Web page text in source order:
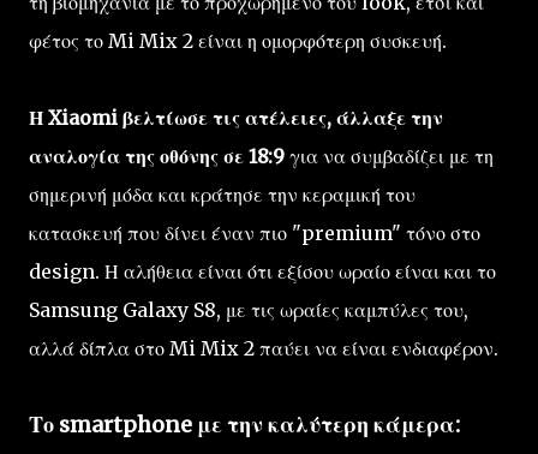
φέτος το Mi Mix 2 είναι η ομορφότερη συσκευή.
Η Xiaomi βελτίωσε τις ατέλειες, άλλαξε την
αναλογία της οθόνης σε 18:9 για να συμβαδίζει με τη
σημερινή μόδα και κράτησε την κεραμική του
κατασκευή που δίνει έναν πιο "premium" τόνο στο
design. Η αλήθεια είναι ότι εξίσου ωραίο είναι και το
Samsung Galaxy S8, με τις ωραίες καμπύλες του,
αλλά δίπλα στο Mi Mix 2 παύει να είναι ενδιαφέρον.
Το smartphone με την καλύτερη κάμερα: